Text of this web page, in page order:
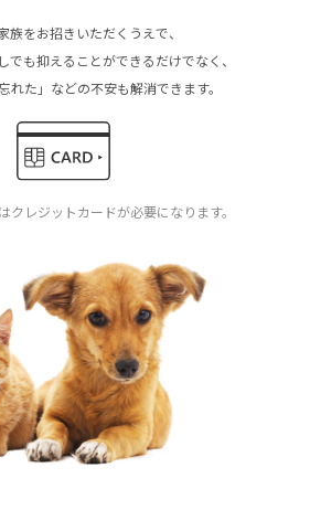
族をお招きいただくうえで、
でも抑えることができるだけでなく、
れた」などの不安も解消できます。
レジットカードが必要になります。